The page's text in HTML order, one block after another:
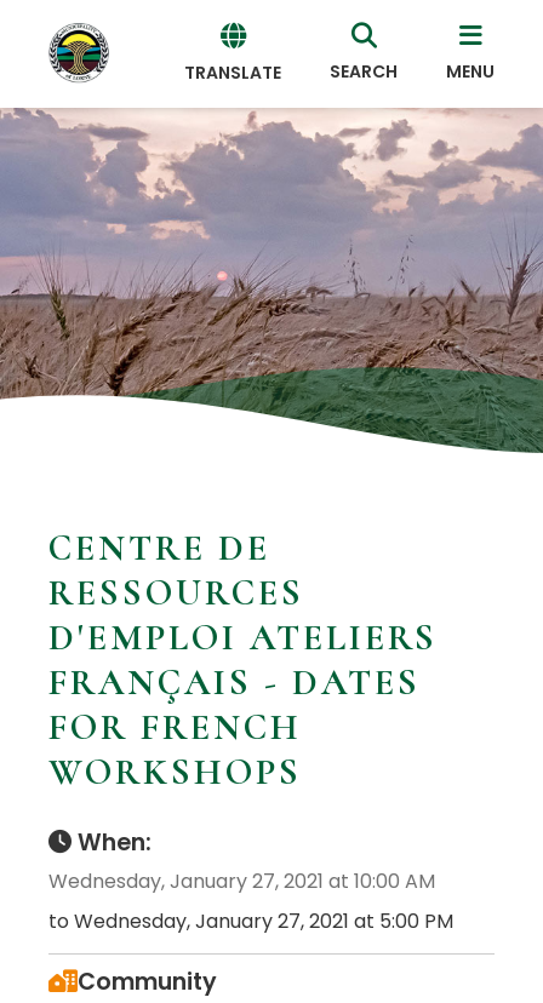
TRANSLATE
Powered
by
Translate
SEARCH MENU
CENTRE DE
RESSOURCES
D'EMPLOI ATELIERS
FRANÇAIS - DATES
FOR FRENCH
WORKSHOPS
When:
Wednesday, January 27, 2021 at 10:00 AM
to Wednesday, January 27, 2021 at 5:00 PM
Community